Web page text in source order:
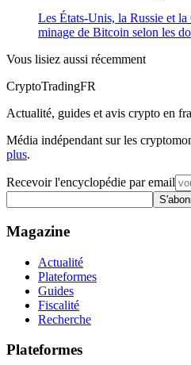
Les États-Unis, la Russie et
minage de Bitcoin selon les
Vous lisiez aussi récemment
CryptoTradingFR
Actualité, guides et avis crypto en
Média indépendant sur les
plus.
Recevoir l'encyclopédie par email
Magazine
Actualité
Plateformes
Guides
Fiscalité
Recherche
Plateformes